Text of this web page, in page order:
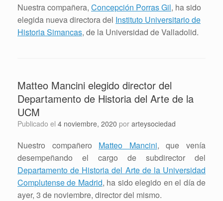
Nuestra compañera, Concepción Porras Gil, ha sido
elegida nueva directora del Instituto Universitario de
Historia Simancas, de la Universidad de Valladolid.
Matteo Mancini elegido director del
Departamento de Historia del Arte de la
UCM
Publicado el 4 noviembre, 2020 por arteysociedad
Nuestro compañero Matteo Mancini, que venía
desempeñando el cargo de subdirector del
Departamento de Historia del Arte de la Universidad
Complutense de Madrid, ha sido elegido en el día de
ayer, 3 de noviembre, director del mismo.